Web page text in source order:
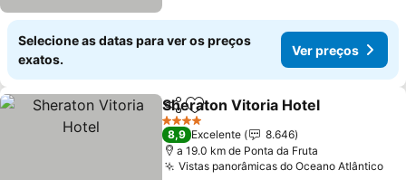
Selecione as datas para ver os preços
exatos.
Ver preços
PartilharAdicionar aos favoritos
Sheraton Vitoria Hotel
4 Estrelas
8,9 Excelente
8.646
a 19.0 km de Ponta da Fruta
Vistas panorâmicas do Oceano Atlântico